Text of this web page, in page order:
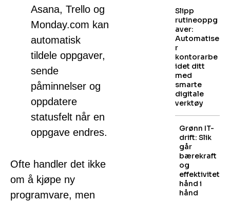
Asana, Trello og
Monday.com kan
automatisk
tildele oppgaver,
sende
påminnelser og
oppdatere
statusfelt når en
oppgave endres.
Ofte handler det ikke
om å kjøpe ny
programvare, men
Slipp
rutineoppg
aver:
Automatise
r
kontorarbe
idet ditt
med
smarte
digitale
verktøy
Grønn IT-
drift: Slik
går
bærekraft
og
effektivitet
hånd i
hånd